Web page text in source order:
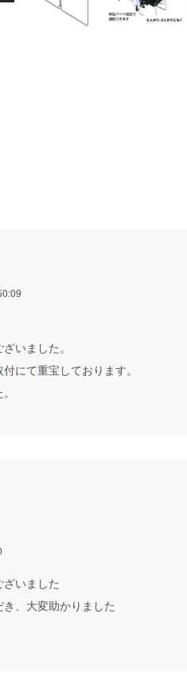
いました。
にて重宝しております。
いました
、大変助かりました